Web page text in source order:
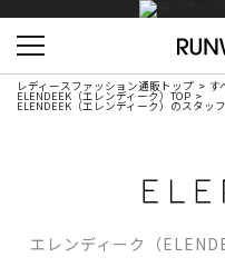
レディースファッション通販トップ す
ELENDEEK（エレンディーク）TOP
ELENDEEK（エレンディーク）のスタッ
エレンディーク（